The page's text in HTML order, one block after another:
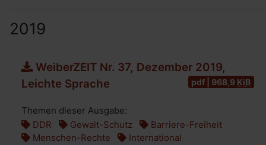
2019
WeiberZEIT Nr. 37, Dezember 2019,
Leichte Sprache
pdf | 968,9 KiB
Themen dieser Ausgabe:
DDR
Gewalt-Schutz
Barriere-Freiheit
Menschen-Rechte
International